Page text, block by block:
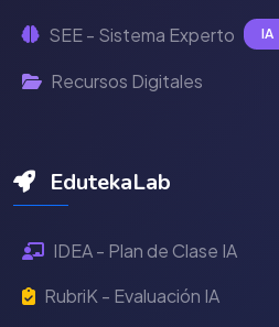
SEE - Sistema Experto IA
Recursos Digitales
EdutekaLab
IDEA - Plan de Clase IA
RubriK - Evaluación IA